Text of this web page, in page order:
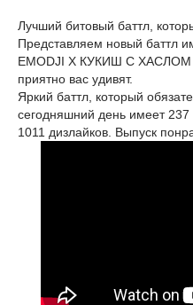
Лучший битовый баттл,
Представляем новый баттл
EMODJI X КУКИШ С ХАСЛОМ
приятно вас удивят.
Яркий баттл, который
сегодняшний день имеет
1011 дизлайков. Выпуск